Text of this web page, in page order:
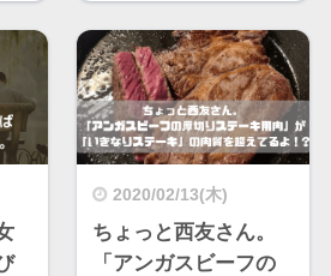
2020/02/13(木)
ちょっと西友さん。
「アンガスビーフの